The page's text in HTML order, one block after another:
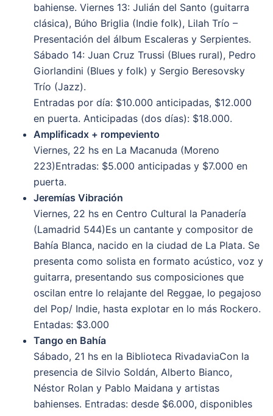
bahiense. Viernes 13: Julián del Santo (guitarra
clásica), Búho Briglia (Indie folk), Lilah Trío –
Presentación del álbum Escaleras y Serpientes.
Sábado 14: Juan Cruz Trussi (Blues rural), Pedro
Giorlandini (Blues y folk) y Sergio Beresovsky
Trío (Jazz).
Entradas por día: $10.000 anticipadas, $12.000
en puerta. Anticipadas (dos días): $18.000.
Amplificadx + rompeviento
Viernes, 22 hs en La Macanuda (Moreno
223)Entradas: $5.000 anticipadas y $7.000 en
puerta.
Jeremías Vibración
Viernes, 22 hs en Centro Cultural la Panadería
(Lamadrid 544)Es un cantante y compositor de
Bahía Blanca, nacido en la ciudad de La Plata. Se
presenta como solista en formato acústico, voz y
guitarra, presentando sus composiciones que
oscilan entre lo relajante del Reggae, lo pegajoso
del Pop/ Indie, hasta explotar en lo más Rockero.
Entadas: $3.000
Tango en Bahía
Sábado, 21 hs en la Biblioteca RivadaviaCon la
presencia de Silvio Soldán, Alberto Bianco,
Néstor Rolan y Pablo Maidana y artistas
bahienses. Entradas: desde $6.000, disponibles